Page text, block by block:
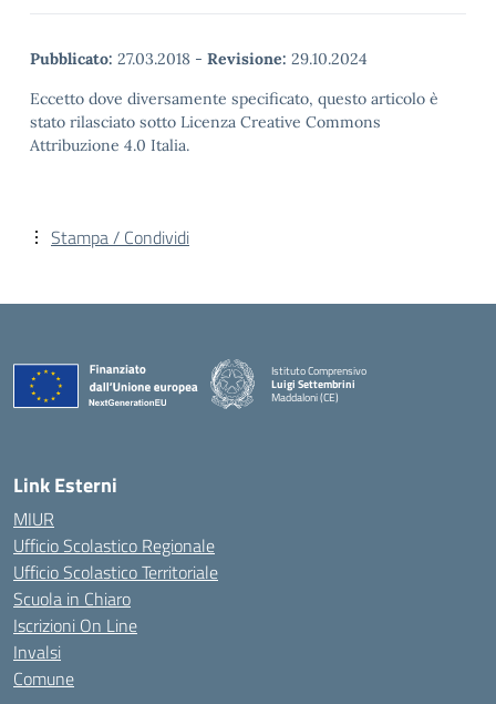
Pubblicato: 27.03.2018 - Revisione: 29.10.2024
Eccetto dove diversamente specificato, questo articolo è
stato rilasciato sotto Licenza Creative Commons
Attribuzione 4.0 Italia.
Stampa / Condividi
Istituto Comprensivo
Luigi Settembrini
Maddaloni (CE)
Link Esterni
MIUR
Ufficio Scolastico Regionale
Ufficio Scolastico Territoriale
Scuola in Chiaro
Iscrizioni On Line
Invalsi
Comune